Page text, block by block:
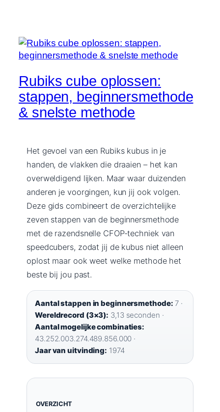
Rubiks cube oplossen:
stappen, beginnersmethode
& snelste methode
Het gevoel van een Rubiks kubus in je
handen, de vlakken die draaien – het kan
overweldigend lijken. Maar waar duizenden
anderen je voorgingen, kun jij ook volgen.
Deze gids combineert de overzichtelijke
zeven stappen van de beginnersmethode
met de razendsnelle CFOP-techniek van
speedcubers, zodat jij de kubus niet alleen
oplost maar ook weet welke methode het
beste bij jou past.
Aantal stappen in beginnersmethode: 7 ·
Wereldrecord (3×3): 3,13 seconden ·
Aantal mogelijke combinaties:
43.252.003.274.489.856.000 ·
Jaar van uitvinding: 1974
OVERZICHT